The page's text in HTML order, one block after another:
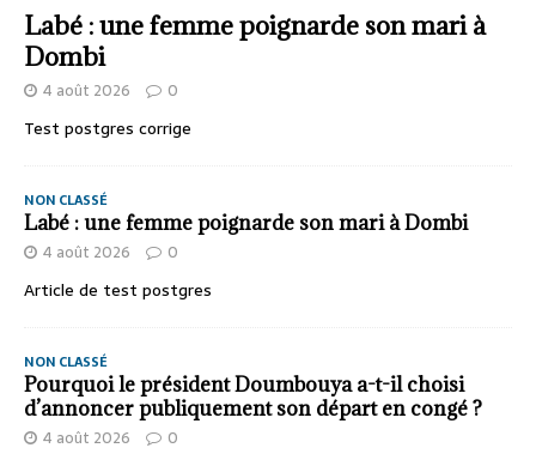
Labé : une femme poignarde son mari à
Dombi
4 août 2026 0
Test postgres corrige
NON CLASSÉ
Labé : une femme poignarde son mari à Dombi
4 août 2026 0
Article de test postgres
NON CLASSÉ
Pourquoi le président Doumbouya a-t-il choisi
d’annoncer publiquement son départ en congé ?
4 août 2026 0